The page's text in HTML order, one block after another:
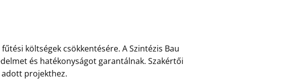
költségek csökkentésére. A Szintézis Bau
és hatékonyságot garantálnak. Szakértői
adott projekthez.